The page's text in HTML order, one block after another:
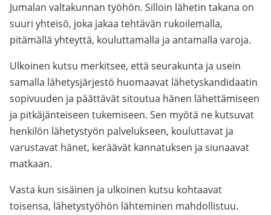
Jumalan valtakunnan työhön. Silloin lähetin takana on
suuri yhteisö, joka jakaa tehtävän rukoilemalla,
pitämällä yhteyttä, kouluttamalla ja antamalla varoja.
Ulkoinen kutsu merkitsee, että seurakunta ja usein
samalla lähetysjärjestö huomaavat lähetyskandidaatin
sopivuuden ja päättävät sitoutua hänen lähettämiseen
ja pitkäjänteiseen tukemiseen. Sen myötä ne kutsuvat
henkilön lähetystyön palvelukseen, kouluttavat ja
varustavat hänet, keräävät kannatuksen ja siunaavat
matkaan.
Vasta kun sisäinen ja ulkoinen kutsu kohtaavat
toisensa, lähetystyöhön lähteminen mahdollistuu.